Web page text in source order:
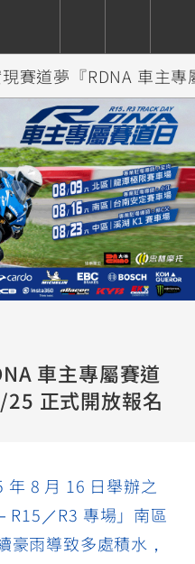
依排氣量
Sport
Heritage
MT-
09
550+
MT-
XSR
700
550+
155
150
150
依排氣量
AdventureFamily
BW'S
125
AXIS
Z /
Zii
125
JOG
125
瀏覽紀錄
賽道夢『RDNA 車主
車主專屬賽道
正式開放報名
年 8 月 16 日舉辦之
R15／R3 專場」南區
豪雨導致多處積水，